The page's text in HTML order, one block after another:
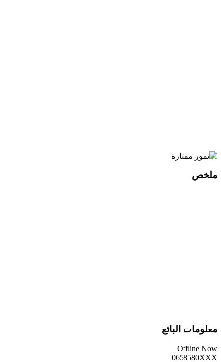
ملخص
معلومات البائع
Offline Now
0658580XXX